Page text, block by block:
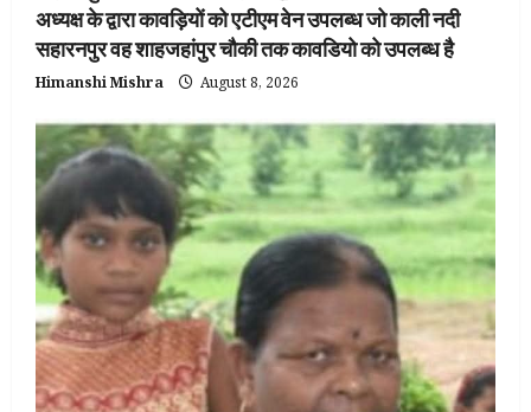
अध्यक्ष के द्वारा कावड़ियों को एटीएम वेन उपलब्ध जो काली नदी
सहारनपुर वह शाहजहांपुर चौकी तक कावडियो को उपलब्ध है
Himanshi Mishra August 8, 2026